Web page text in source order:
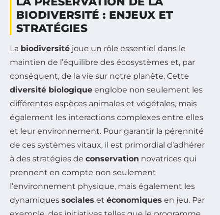
BIODIVERSITÉ : ENJEUX ET
STRATÉGIES
La biodiversité joue un rôle essentiel dans le
maintien de l’équilibre des écosystèmes et, par
conséquent, de la vie sur notre planète. Cette
diversité biologique englobe non seulement les
différentes espèces animales et végétales, mais
également les interactions complexes entre elles
et leur environnement. Pour garantir la pérennité
de ces systèmes vitaux, il est primordial d’adhérer
à des stratégies de conservation novatrices qui
prennent en compte non seulement
l’environnement physique, mais également les
dynamiques sociales et économiques en jeu. Par